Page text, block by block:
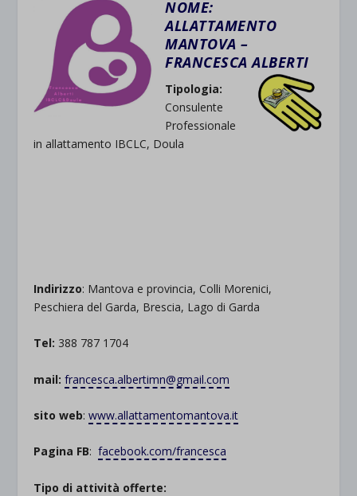
NOME:
ALLATTAMENTO
MANTOVA –
FRANCESCA ALBERTI
Tipologia:
Consulente
Professionale
in allattamento IBCLC, Doula
Indirizzo: Mantova e provincia, Colli Morenici,
Peschiera del Garda, Brescia, Lago di Garda
Tel: 388 787 1704
mail: francesca.albertimn@gmail.com
sito web:www.allattamentomantova.it
Pagina FB:facebook.com/francesca
Tipo di attività offerte: